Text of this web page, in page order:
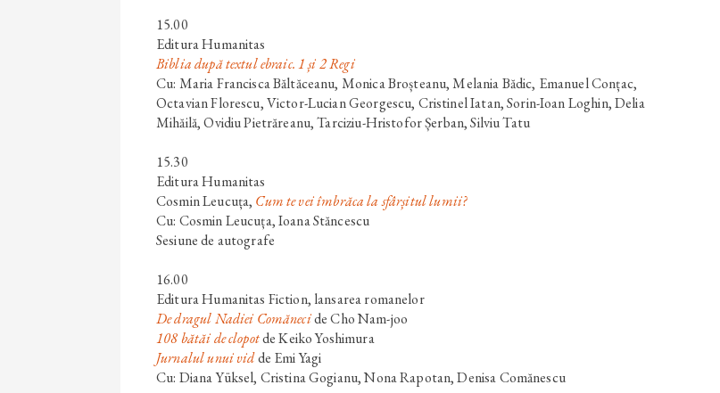
15.00
Editura Humanitas
Biblia după textul ebraic. 1 și 2 Regi
Cu: Maria Francisca Băltăceanu, Monica Broșteanu, Melania Bădic, Emanuel Conțac,
Octavian Florescu, Victor-Lucian Georgescu, Cristinel Iatan, Sorin-Ioan Loghin, Delia
Mihăilă, Ovidiu Pietrăreanu, Tarciziu-Hristofor Șerban, Silviu Tatu
15.30
Editura Humanitas
Cosmin Leucuța, Cum te vei îmbrăca la sfârșitul lumii?
Cu: Cosmin Leucuța, Ioana Stăncescu
Sesiune de autografe
16.00
Editura Humanitas Fiction, lansarea romanelor
De dragul Nadiei ComănecideCho Nam-joo
108 bătăi de clopotdeKeiko Yoshimura
Jurnalul unui vidde Emi Yagi
Cu: Diana Yüksel, Cristina Gogianu, Nona Rapotan, Denisa Comănescu